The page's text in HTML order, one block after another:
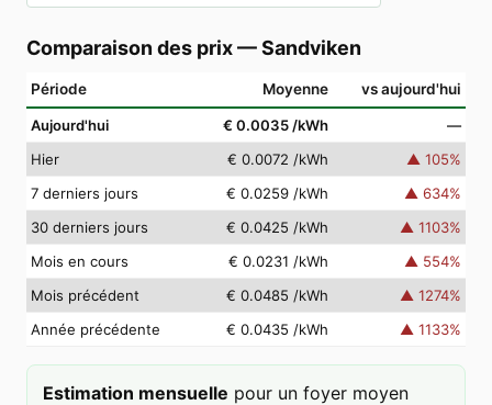
Comparaison des prix—Sandviken
Période Moyenne vs aujourd'hui
Aujourd'hui € 0.0035 /kWh
—
Hier
€ 0.0072 /kWh ▲ 105%
7 derniers jours
€ 0.0259 /kWh ▲ 634%
30 derniers jours
€ 0.0425 /kWh ▲ 1103%
Mois en cours
€ 0.0231 /kWh ▲ 554%
Mois précédent
€ 0.0485 /kWh ▲ 1274%
Année précédente
€ 0.0435 /kWh ▲ 1133%
Estimation mensuelle pour un foyer moyen